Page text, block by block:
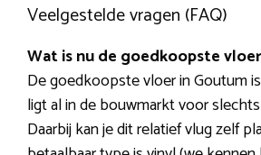
Veelgestelde vragen (FAQ)
Wat is nu de goedkoopste
De goedkoopste vloer in Goutum
ligt al in de bouwmarkt voor
Daarbij kan je dit relatief vlug zelf